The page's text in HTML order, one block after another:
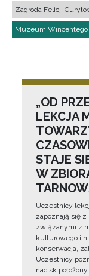
Zagroda Felicji
Muzeum Wincentego
„OD
LEKCJA
STAJE
W
Uczestnicy
zapoznają się
związanymi z
kulturowego i
konserwacja,
Uczestnicy
nacisk